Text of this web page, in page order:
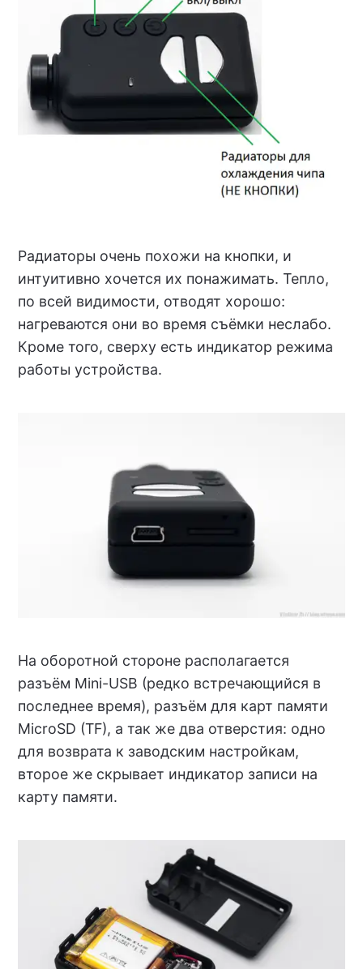
Радиаторы очень похожи на кнопки, и
интуитивно хочется их понажимать. Тепло,
по всей видимости, отводят хорошо:
нагреваются они во время съёмки неслабо.
Кроме того, сверху есть индикатор режима
работы устройства.
На оборотной стороне располагается
разъём Mini-USB (редко встречающийся в
последнее время), разъём для карт памяти
MicroSD (TF), а так же два отверстия: одно
для возврата к заводским настройкам,
второе же скрывает индикатор записи на
карту памяти.